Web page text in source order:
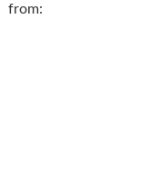
from: